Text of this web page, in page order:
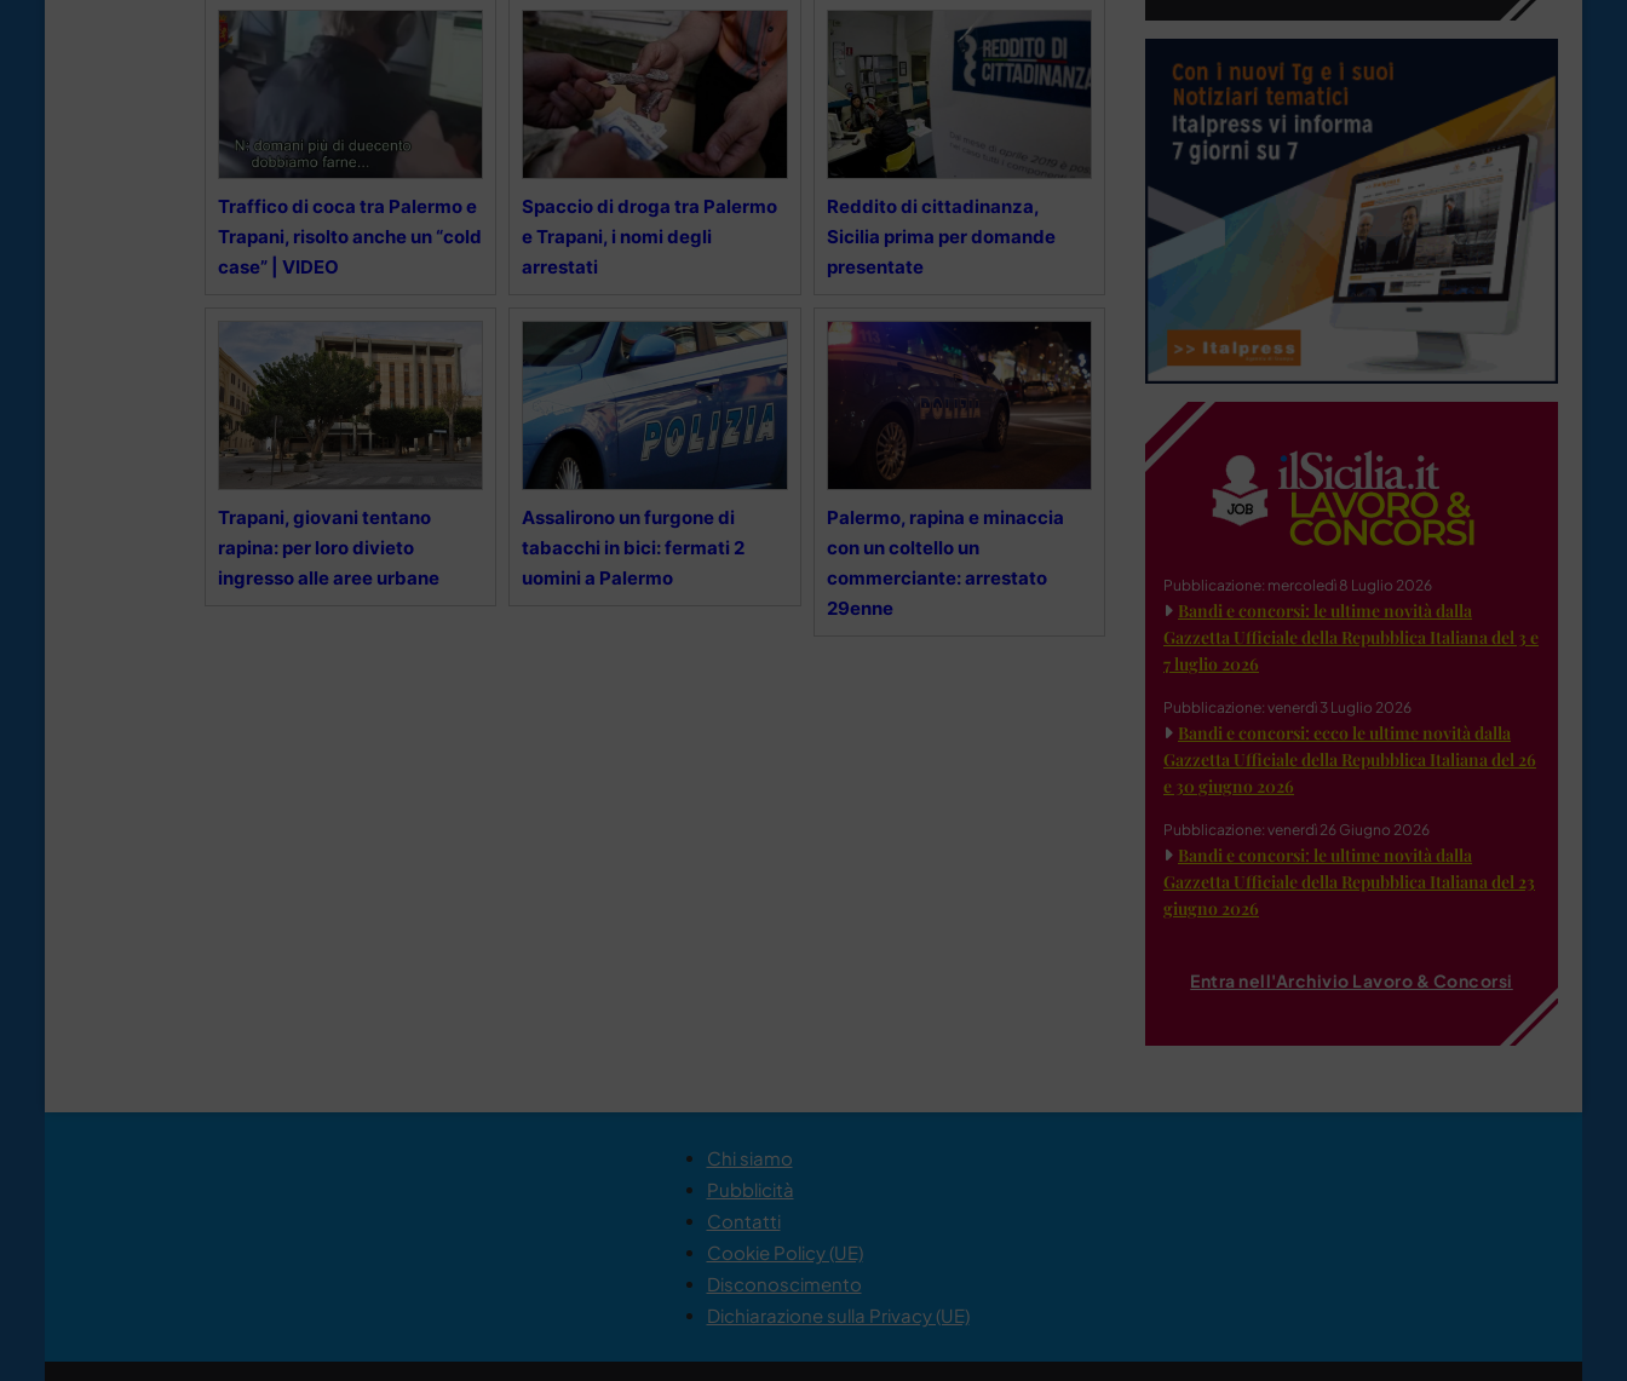
Traffico di coca tra Palermo e
Trapani, risolto anche un “cold
case” | VIDEO
Spaccio di droga tra Palermo
e Trapani, i nomi degli
arrestati
Reddito di cittadinanza,
Sicilia prima per domande
presentate
Trapani, giovani tentano
rapina: per loro divieto
ingresso alle aree urbane
Assalirono un furgone di
tabacchi in bici: fermati 2
uomini a Palermo
Palermo, rapina e minaccia
con un coltello un
commerciante: arrestato
29enne
Pubblicazione: mercoledì 8 Luglio 2026
Bandi e concorsi: le ultime novità dalla
Gazzetta Ufficiale della Repubblica Italiana del 3 e
7 luglio 2026
Pubblicazione: venerdì 3 Luglio 2026
Bandi e concorsi: ecco le ultime novità dalla
Gazzetta Ufficiale della Repubblica Italiana del 26
e 30 giugno 2026
Pubblicazione: venerdì 26 Giugno 2026
Bandi e concorsi: le ultime novità dalla
Gazzetta Ufficiale della Repubblica Italiana del 23
giugno 2026
Entra nell'Archivio Lavoro & Concorsi
Chi siamo
Pubblicità
Contatti
Cookie Policy (UE)
Disconoscimento
Dichiarazione sulla Privacy (UE)